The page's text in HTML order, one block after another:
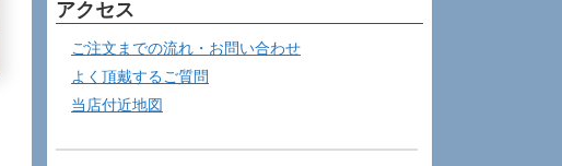
アクセス
ご注文までの流れ・お問い合わせ
よく頂戴するご質問
当店付近地図